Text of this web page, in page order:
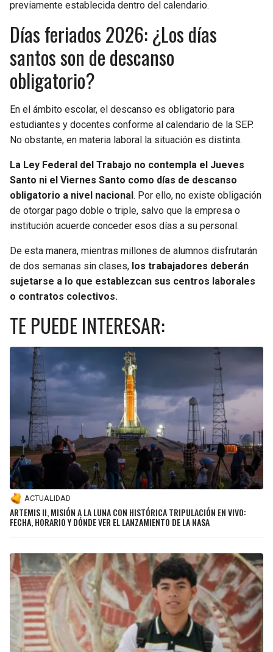
previamente establecida dentro del calendario.
Días feriados 2026: ¿Los días
santos son de descanso
obligatorio?
En el ámbito escolar, el descanso es obligatorio para
estudiantes y docentes conforme al calendario de la SEP.
No obstante, en materia laboral la situación es distinta.
La Ley Federal del Trabajo no contempla el Jueves
Santo ni el Viernes Santo como días de descanso
obligatorio a nivel nacional. Por ello, no existe obligación
de otorgar pago doble o triple, salvo que la empresa o
institución acuerde conceder esos días a su personal.
De esta manera, mientras millones de alumnos disfrutarán
de dos semanas sin clases, los trabajadores deberán
sujetarse a lo que establezcan sus centros laborales
o contratos colectivos.
TE PUEDE INTERESAR:
ACTUALIDAD
ARTEMIS II, MISIÓN A LA LUNA CON HISTÓRICA TRIPULACIÓN EN VIVO:
FECHA, HORARIO Y DÓNDE VER EL LANZAMIENTO DE LA NASA